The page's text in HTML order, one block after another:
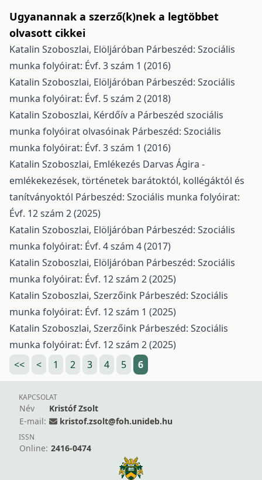
Ugyanannak a szerző(k)nek a legtöbbet
olvasott cikkei
Katalin Szoboszlai, Elöljáróban Párbeszéd: Szociális
munka folyóirat: Évf. 3 szám 1 (2016)
Katalin Szoboszlai, Elöljáróban Párbeszéd: Szociális
munka folyóirat: Évf. 5 szám 2 (2018)
Katalin Szoboszlai, Kérdőív a Párbeszéd szociális
munka folyóirat olvasóinak Párbeszéd: Szociális
munka folyóirat: Évf. 3 szám 1 (2016)
Katalin Szoboszlai, Emlékezés Darvas Ágira -
emlékekezések, történetek barátoktól, kollégáktól és
tanítványoktól Párbeszéd: Szociális munka folyóirat:
Évf. 12 szám 2 (2025)
Katalin Szoboszlai, Elöljáróban Párbeszéd: Szociális
munka folyóirat: Évf. 4 szám 4 (2017)
Katalin Szoboszlai, Elöljáróban Párbeszéd: Szociális
munka folyóirat: Évf. 12 szám 2 (2025)
Katalin Szoboszlai, Szerzőink Párbeszéd: Szociális
munka folyóirat: Évf. 12 szám 1 (2025)
Katalin Szoboszlai, Szerzőink Párbeszéd: Szociális
munka folyóirat: Évf. 12 szám 2 (2025)
<<
< 1 2 3 4 5 6
KAPCSOLAT
Név
Kristóf Zsolt
E-mail:
kristof.zsolt@foh.unideb.hu
ISSN
Online: 2416-0474